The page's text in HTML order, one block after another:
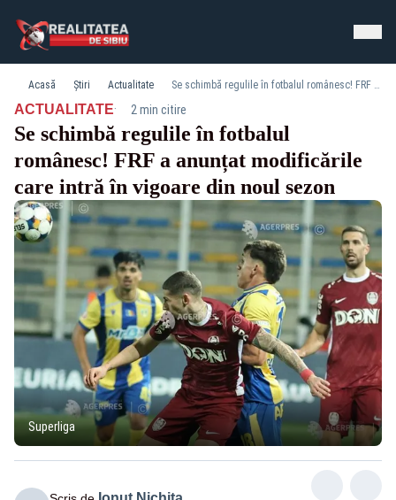
Acasă Știri Actualitate Se schimbă regulile în fotbalul românesc! FRF a anunțat modificările care intră în vigoare din noul sezon
ACTUALITATE· 2 min citire
Se schimbă regulile în fotbalul
românesc! FRF a anunțat modificările
care intră în vigoare din noul sezon
Superliga